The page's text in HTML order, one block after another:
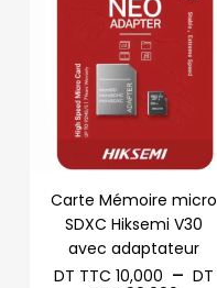
Carte Mémoire micro
SDXC Hiksemi V30
avec adaptateur
DT TTC 10,000 – DT